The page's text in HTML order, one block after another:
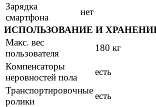
Зарядка
смартфона
нет
ИСПОЛЬЗОВАНИЕ И
Макс. вес
пользователя
180 кг
Компенсаторы
неровностей пола
есть
Транспортировочные
ролики
есть